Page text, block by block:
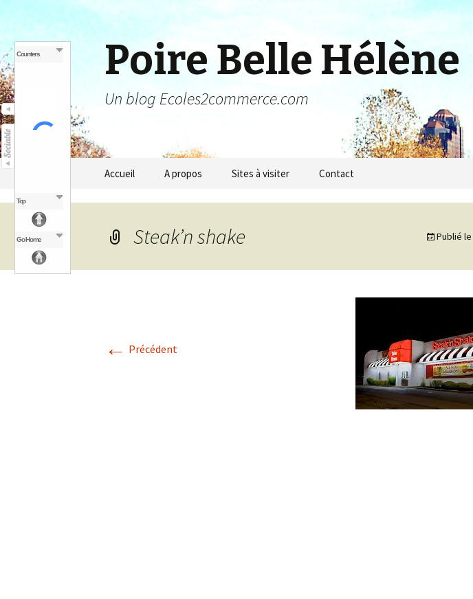
Poire Belle Hélène
Un blog Ecoles2commerce.com
Aller au contenu principal
Accueil A propos Sites à visiter Contact
Steak’n shake Publié le
← Précédent
Counters
Top
Go Home